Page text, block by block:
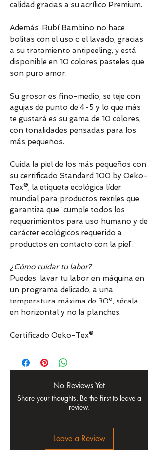
calidad gracias a su acrílico Premium.
Además, Rubí Bambino no hace
bolitas con el uso o el lavado, gracias
a su tratamiento antipeeling, y está
disponible en 10 colores pasteles que
son puro amor.
Su grosor es fino-medio, se teje con
agujas de punto de 4-5 y lo que más
te gustará es su gama de 10 colores,
con tonalidades pensadas para los
más pequeños.
Cuida la piel de los más pequeños con
su certificado Standard 100 by Oeko-
Tex®, la etiqueta ecológica líder
mundial para productos textiles que
garantiza que ¨cumple todos los
requerimientos para uso humano y de
carácter ecológicos requerido a
productos en contacto con la piel¨.
¿Cómo cuidar tu labor?
Puedes lavar tu labor en máquina en
un programa delicado, a una
temperatura máxima de 30º, sécala
en horizontal y no la planches.
Certificado Oeko-Tex®
No Reviews Yet
Share your thoughts. Be the first to leave a
review.
Leave a Review